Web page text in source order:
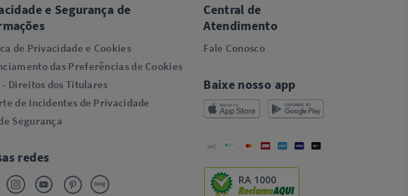
e Segurança de
de Privacidade e Cookies
das Preferências de Cookies
- Direitos dos Titulares
de Incidentes de Privacidade
Segurança
redes
Central de
Atendimento
Fale Conosco
Baixe nosso app
RA 1000